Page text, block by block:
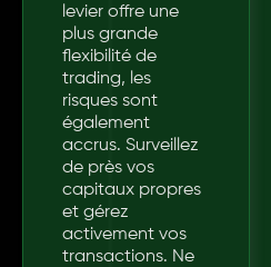
levier offre une
plus grande
flexibilité de
trading, les
risques sont
également
accrus. Surveillez
de près vos
capitaux propres
et gérez
activement vos
transactions. Ne